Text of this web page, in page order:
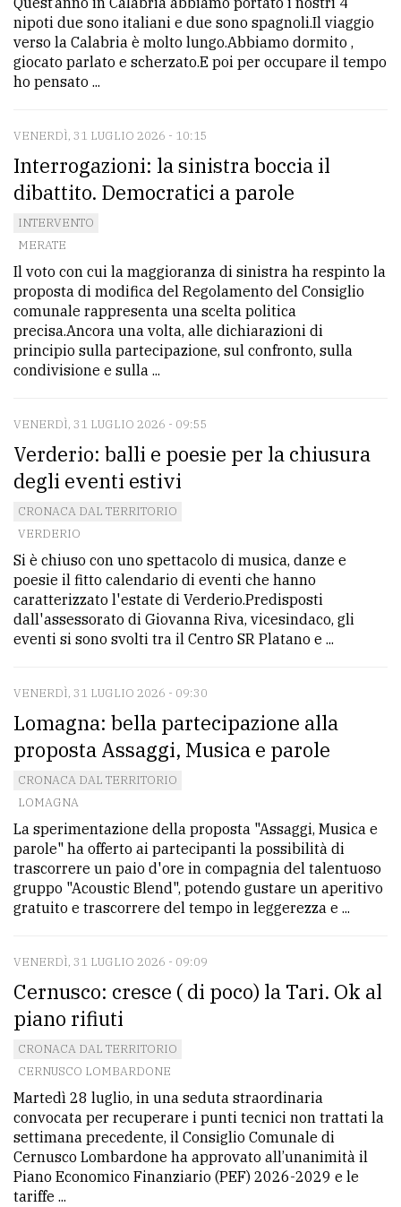
nipoti due sono italiani e due sono spagnoli.Il viaggio
verso la Calabria è molto lungo.Abbiamo dormito ,
giocato parlato e scherzato.E poi per occupare il tempo
ho pensato ...
VENERDÌ, 31 LUGLIO 2026 - 10:15
Interrogazioni: la sinistra boccia il
dibattito. Democratici a parole
INTERVENTO
MERATE
Il voto con cui la maggioranza di sinistra ha respinto la
proposta di modifica del Regolamento del Consiglio
comunale rappresenta una scelta politica
precisa.Ancora una volta, alle dichiarazioni di
principio sulla partecipazione, sul confronto, sulla
condivisione e sulla ...
VENERDÌ, 31 LUGLIO 2026 - 09:55
Verderio: balli e poesie per la chiusura
degli eventi estivi
CRONACA DAL TERRITORIO
VERDERIO
Si è chiuso con uno spettacolo di musica, danze e
poesie il fitto calendario di eventi che hanno
caratterizzato l'estate di Verderio.Predisposti
dall'assessorato di Giovanna Riva, vicesindaco, gli
eventi si sono svolti tra il Centro SR Platano e ...
VENERDÌ, 31 LUGLIO 2026 - 09:30
Lomagna: bella partecipazione alla
proposta Assaggi, Musica e parole
CRONACA DAL TERRITORIO
LOMAGNA
La sperimentazione della proposta "Assaggi, Musica e
parole" ha offerto ai partecipanti la possibilità di
trascorrere un paio d'ore in compagnia del talentuoso
gruppo "Acoustic Blend", potendo gustare un aperitivo
gratuito e trascorrere del tempo in leggerezza e ...
VENERDÌ, 31 LUGLIO 2026 - 09:09
Cernusco: cresce ( di poco) la Tari. Ok al
piano rifiuti
CRONACA DAL TERRITORIO
CERNUSCO LOMBARDONE
Martedì 28 luglio, in una seduta straordinaria
convocata per recuperare i punti tecnici non trattati la
settimana precedente, il Consiglio Comunale di
Cernusco Lombardone ha approvato all’unanimità il
Piano Economico Finanziario (PEF) 2026-2029 e le
tariffe ...